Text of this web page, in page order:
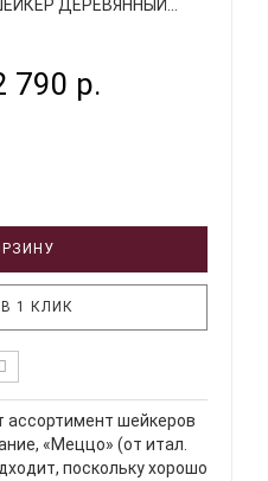
ДЕРЕВЯННЫЙ...
790 р.
1 КЛИК
ассортимент шейкеров
«Меццо» (от итал.
поскольку хорошо